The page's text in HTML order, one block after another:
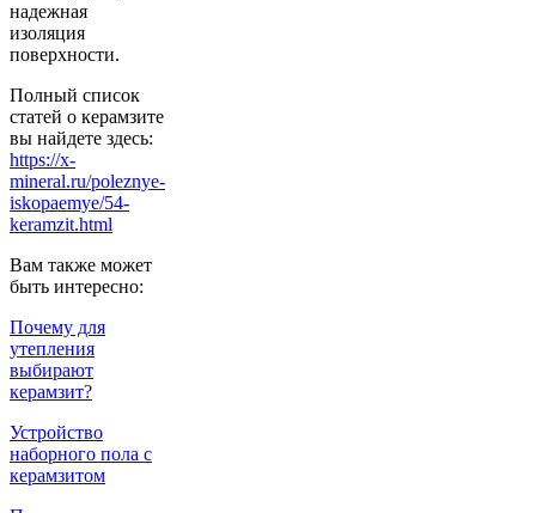
надежная
изоляция
поверхности.
Полный список
статей о керамзите
вы найдете здесь:
https://x-
mineral.ru/poleznye-
iskopaemye/54-
keramzit.html
Вам также может
быть интересно:
Почему для
утепления
выбирают
керамзит?
Устройство
наборного пола с
керамзитом